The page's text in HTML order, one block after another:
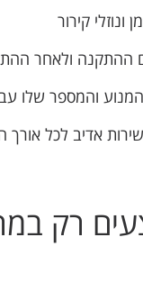
קירור
ההתקנה ולאחר
והמספר שלו
אדיב לכל אורך
רק